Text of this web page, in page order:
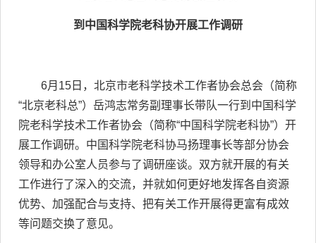
到中国科学院老科协开展工作调研
6月15日，北京市老科学技术工作者协会总会（简称
“北京老科总”）岳鸿志常务副理事长带队一行到中国科学
院老科学技术工作者协会（简称“中国科学院老科协”）开
展工作调研。中国科学院老科协马扬理事长等部分协会
领导和办公室人员参与了调研座谈。双方就开展的有关
工作进行了深入的交流，并就如何更好地发挥各自资源
优势、加强配合与支持、把有关工作开展得更富有成效
等问题交换了意见。